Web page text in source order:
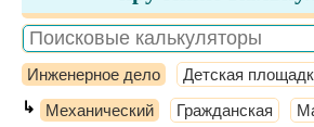
Инженерное дело Детская
↳ Механический Гражданская